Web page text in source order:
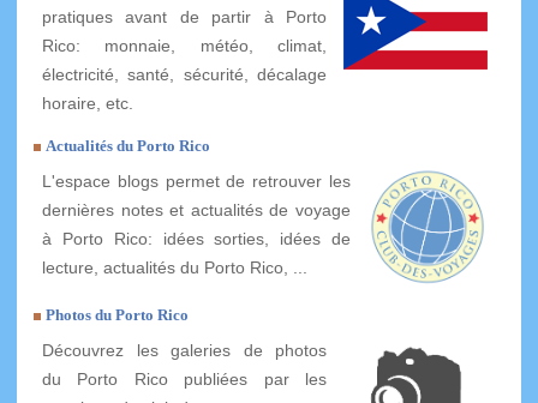
pratiques avant de partir à Porto
Rico: monnaie, météo, climat,
électricité, santé, sécurité, décalage
horaire, etc.
Actualités du Porto Rico
L'espace blogs permet de retrouver les
dernières notes et actualités de voyage
à Porto Rico: idées sorties, idées de
lecture, actualités du Porto Rico, ...
Photos du Porto Rico
Découvrez les galeries de photos
du Porto Rico publiées par les